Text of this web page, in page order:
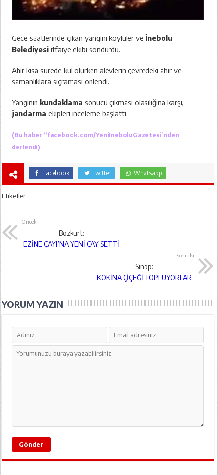
Gece saatlerinde çıkan yangını köylüler ve İnebolu
Belediyesi itfaiye ekibi söndürdü.
Ahır kısa sürede kül olurken alevlerin çevredeki ahır ve
samanlıklara sıçraması önlendi.
Yangının kundaklama sonucu çıkması olasılığına karşı,
jandarma ekipleri inceleme başlattı.
(Bu haber “facebook.com/YeniIneboluGazetesi’nden
derlendi)
Facebook Twitter Whatsapp
Etiketler
Önceki
Bozkurt:
EZİNE ÇAYI’NA YENİ ÇAY SETTİ
Sonraki
Sinop:
KOKİNA ÇİÇEĞİ TOPLUYORLAR
YORUM YAZIN